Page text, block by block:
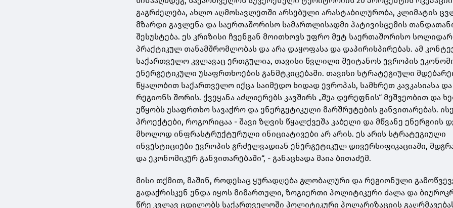
გაგრძელება, ახლო აღმოსავლეთში არსებული არასტაბილურობა, კლიმატის
მზარდი გავლენა და საერთაშორისო სამართლისადმი პატივისცემის
შესუსტება. ეს კრიზისი ჩვენგან მოითხოვს უფრო მეტ საერთაშორისო
პრაქტიკულ თანამშრომლობას და არა დაყოფასა და დაპირისპირებას. ამ
საქართველო კვლავაც ერთგულია, თავისი წვლილი შეიტანოს ევროპის
ენერგეტიკული უსაფრთხოების განმტკიცებაში. თავისი სტრატეგიული
წყალობით საქართველო იქცა საიმედო ხიდად ევროპას, სამხრეთ კავკასიასა და
რეგიონს შორის. ქვეყანა აძლიერებს კავშირს „შუა დერეფნის“ მეშვეობით და
უწყობს უსაფრთხო სავაჭრო და ენერგეტიკული მარშრუტების განვითარებას.
პროექტები, როგორიცაა - შავი ზღვის წყალქვეშა კაბელი და მწვანე ენერგიის
მხოლოდ ინფრასტრუქტურული ინიციატივები არ არის. ეს არის სტრატეგიული
ინვესტიციები ევროპის გრძელვადიან ენერგეტიკულ დივერსიფიკაციაში,
და ეკონომიკურ განვითარებაში“, - განაცხადა მაია ბითაძემ.
მისი თქმით, მაშინ, როდესაც ყურადღება გლობალური და რეგიონული
გადაჭრისკენ უნდა იყოს მიმართული, ზოგიერთი პოლიტიკური ძალა და
წრე კვლავ ცდილობს საქართველოში პოლიტიკური პოლარიზაციის